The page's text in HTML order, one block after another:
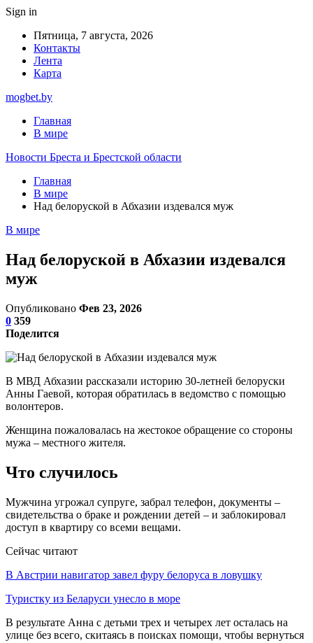
Sign in
Пятница, 7 августа, 2026
Контакты
Лента
Карта
mogbet.by
Главная
В мире
Новости Бреста и Брестской области
Главная
В мире
Над белоруской в Абхазии издевался муж
В мире
Над белоруской в Абхазии издевался
муж
Опубликовано Фев 23, 2026
0 359
Поделится
В МВД Абхазии рассказали историю 30-летней белоруски
Анны Гаевой, которая обратилась в ведомство с помощью
волонтеров.
Женщина пожаловалась на жестокое обращение со стороны
мужа – местного жителя.
Что случилось
Мужчина угрожал супруге, забрал телефон, документы –
свидетельства о браке и рождении детей – и заблокировал
доступ в квартиру со всеми вещами.
Сейчас читают
В Австрии навигатор завел фуру белоруса в ловушку
Туристку из Беларуси унесло в море
В результате Анна с детьми трех и четырех лет осталась на
улице без всего, скитаясь в поисках помощи, чтобы вернуться